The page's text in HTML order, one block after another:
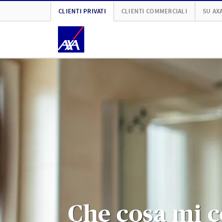
CLIENTI PRIVATI CLIENTI COMMERCIALI SU
Che cosa mi